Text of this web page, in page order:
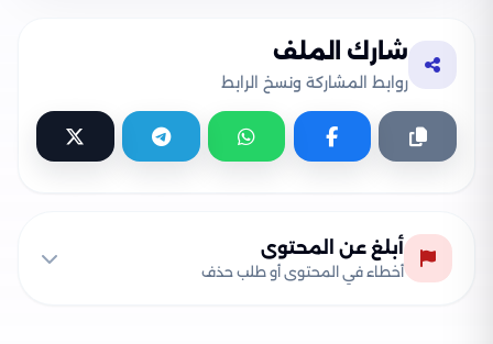
شارك الملف
روابط المشاركة ونسخ الرابط
أبلغ عن المحتوى
أخطاء في المحتوى أو طلب حذف